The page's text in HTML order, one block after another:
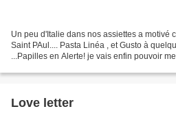
Un peu d'Italie dans nos assiettes a motivé
Saint PAul.... Pasta Linéa , et Gusto à
...Papilles en Alerte! je vais enfin pouvoir
Love letter